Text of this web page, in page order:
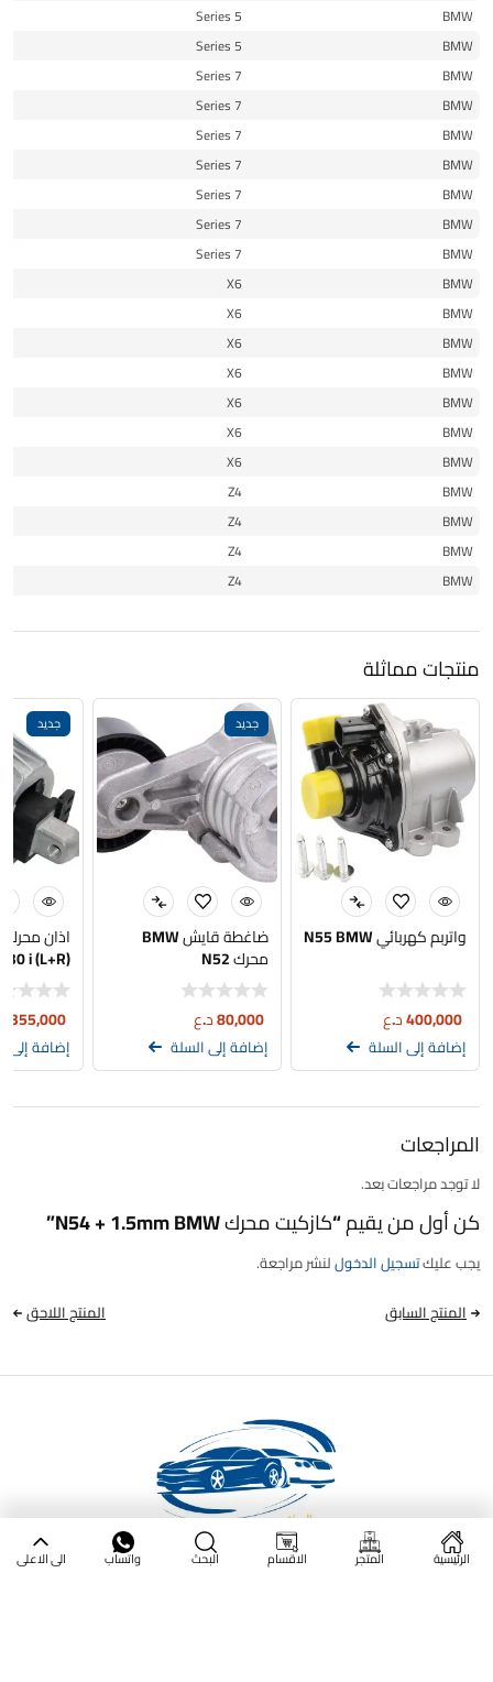
BMW
5 Series
BMW
5 Series
BMW
7 Series
BMW
7 Series
BMW
7 Series
BMW
7 Series
BMW
7 Series
BMW
7 Series
BMW
7 Series
BMW
X6
BMW
X6
BMW
X6
BMW
X6
BMW
X6
BMW
X6
BMW
X6
BMW
Z4
BMW
Z4
BMW
Z4
BMW
Z4
منتجات مماثلة
واتربم كهربائي N55 BMW
400,000د.ع
إضافة إلى السلة
جديد
ضاغطة قايش BMW
محرك N52
80,000د.ع
إضافة إلى السلة
جديد
530 i (L+R)
355,000
إضافة إلى
المراجعات
لا توجد مراجعات بعد.
كن أول من يقيم “كازكيت محرك N54 + 1.5mm BMW”
يجب عليكتسجيل الدخوللنشر مراجعة.
المنتج السابق
المنتج اللاحق
العراق - بغداد
الرئيسية المتجر الاقسام البحث واتساب الى الاعلى